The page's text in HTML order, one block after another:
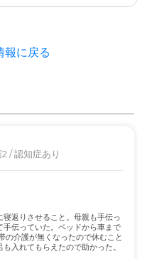
スだと思いました。
が行われ、決して飾る
だと思いました。
て
所もなく、また自然も多
物ができると言う立地条
。ただこれから入居者の
報に戻る
/ 認知症あり
返りさせること。母親も手伝っ
伝っていた。ベッドから車まで
の介護が無くなったので休むこと
入れてもらえたので助かった。